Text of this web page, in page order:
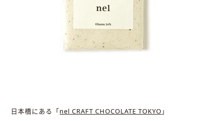
日本橋にある「nel CRAFT CHOCOLATE TOKYO 」